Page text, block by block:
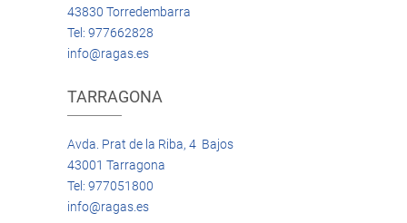
43830 Torredembarra
Tel: 977662828
info@ragas.es
TARRAGONA
Avda. Prat de la Riba, 4 Bajos
43001 Tarragona
Tel: 977051800
info@ragas.es